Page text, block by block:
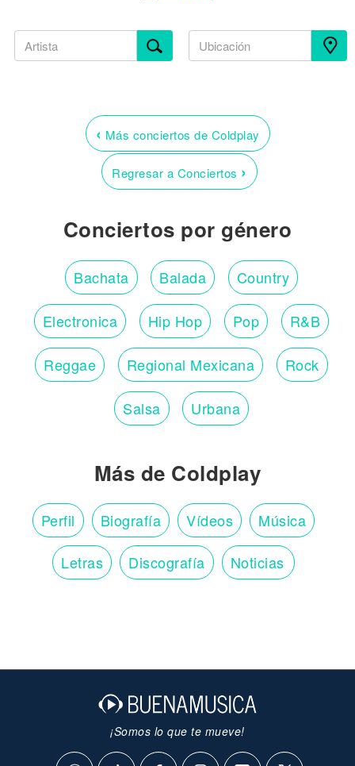
‹ Más conciertos de Coldplay
Regresar a Conciertos ›
Conciertos por género
Bachata Balada Country
Electronica Hip Hop Pop R&B
Reggae Regional Mexicana Rock
Salsa Urbana
Más de Coldplay
Perfil Biografía Vídeos Música
Letras Discografía Noticias
¡Somos lo que te mueve!